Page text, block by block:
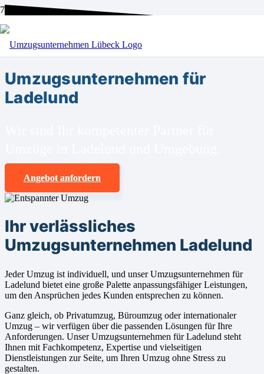
BEI UNS SIND SIE RICHTIG!
Umzugsunternehmen für
Ladelund
Angebot anfordern
Ihr verlässliches
Umzugsunternehmen Ladelund
Jeder Umzug ist individuell, und unser Umzugsunternehmen für
Ladelund bietet eine große Palette anpassungsfähiger Leistungen,
um den Ansprüchen jedes Kunden entsprechen zu können.
Ganz gleich, ob Privatumzug, Büroumzug oder internationaler
Umzug – wir verfügen über die passenden Lösungen für Ihre
Anforderungen. Unser Umzugsunternehmen für Ladelund steht
Ihnen mit Fachkompetenz, Expertise und vielseitigen
Dienstleistungen zur Seite, um Ihren Umzug ohne Stress zu
gestalten.